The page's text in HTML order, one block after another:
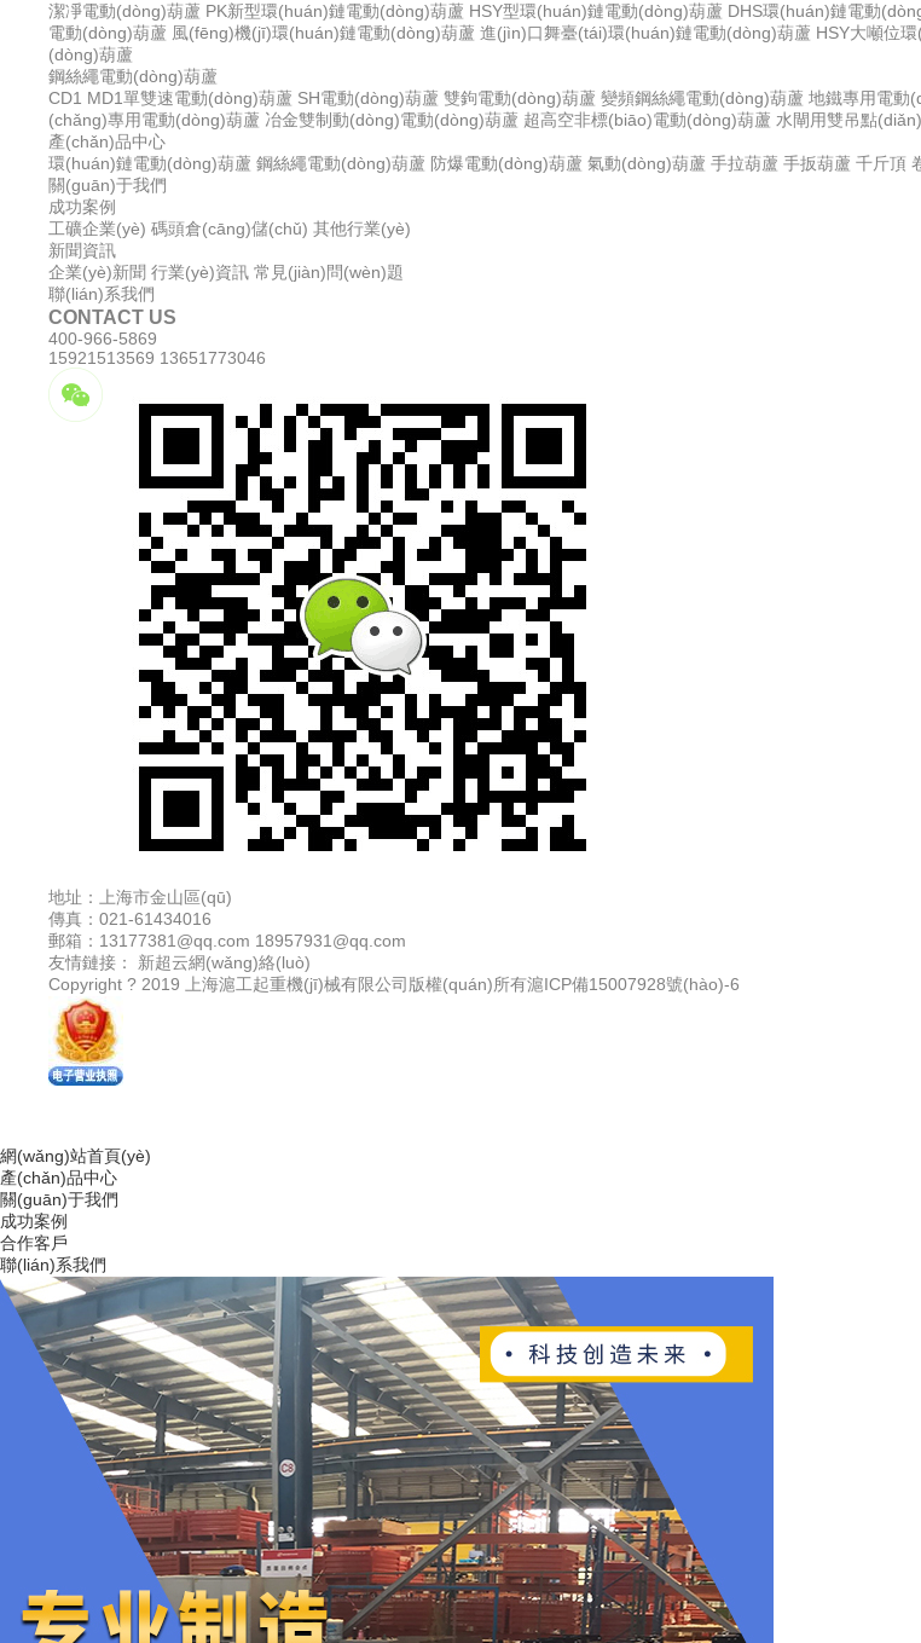
潔凈電動(dòng)葫蘆 PK新型環(huán)鏈電動(dòng)葫蘆 HSY型環(huán)鏈電動(dòng)葫蘆 DHS環(huán)鏈電動
電動(dòng)葫蘆 風(fēng)機(jī)環(huán)鏈電動(dòng)葫蘆 進(jìn)口舞臺(tái)環(huán)鏈電動(dòng)葫蘆 HSY大噸位
(dòng)葫蘆
鋼絲繩電動(dòng)葫蘆
CD1 MD1單雙速電動(dòng)葫蘆 SH電動(dòng)葫蘆 雙鉤電動(dòng)葫蘆 變頻鋼絲繩電動(dòng)葫蘆 地鐵專用電動
(chǎng)專用電動(dòng)葫蘆 冶金雙制動(dòng)電動(dòng)葫蘆 超高空非標(biāo)電動(dòng)葫蘆 水閘用雙吊點
產(chǎn)品中心
環(huán)鏈電動(dòng)葫蘆 鋼絲繩電動(dòng)葫蘆 防爆電動(dòng)葫蘆 氣動(dòng)葫蘆 手拉葫蘆 手扳葫蘆 千斤頂
關(guān)于我們
成功案例
工礦企業(yè) 碼頭倉(cāng)儲(chǔ) 其他行業(yè)
新聞資訊
企業(yè)新聞 行業(yè)資訊 常見(jiàn)問(wèn)題
聯(lián)系我們
CONTACT US
400-966-5869
15921513569 13651773046
地址：上海市金山區(qū)
傳真：021-61434016
郵箱：13177381@qq.com 18957931@qq.com
友情鏈接：
新超云網(wǎng)絡(luò)
Copyright ? 2019 上海滬工起重機(jī)械有限公司版權(quán)所有滬ICP備15007928號(hào)-6
網(wǎng)站首頁(yè)
產(chǎn)品中心
關(guān)于我們
成功案例
合作客戶
聯(lián)系我們